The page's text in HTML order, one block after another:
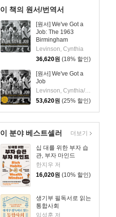
이 책의 원서/번역서
[원서] We've Got a
Job: The 1963
Birmingham
Children's March
Levinson, Cynthia
36,620원 (18% 할인)
[원서] We've Got a
Job
Levinson, Cynthia/ Ross, Ervin (NRT)
53,620원 (25% 할인)
이 분야 베스트셀러
십 대를 위한 부자 습
관, 부자 마인드
한지우 저
16,020원 (10% 할인)
생기부 필독서로 읽는
통합사회
임성훈 저
더보기